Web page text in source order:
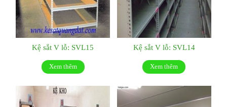
Kệ sắt V lỗ: SVL15
Xem thêm
Kệ sắt V lỗ: SVL14
Xem thêm